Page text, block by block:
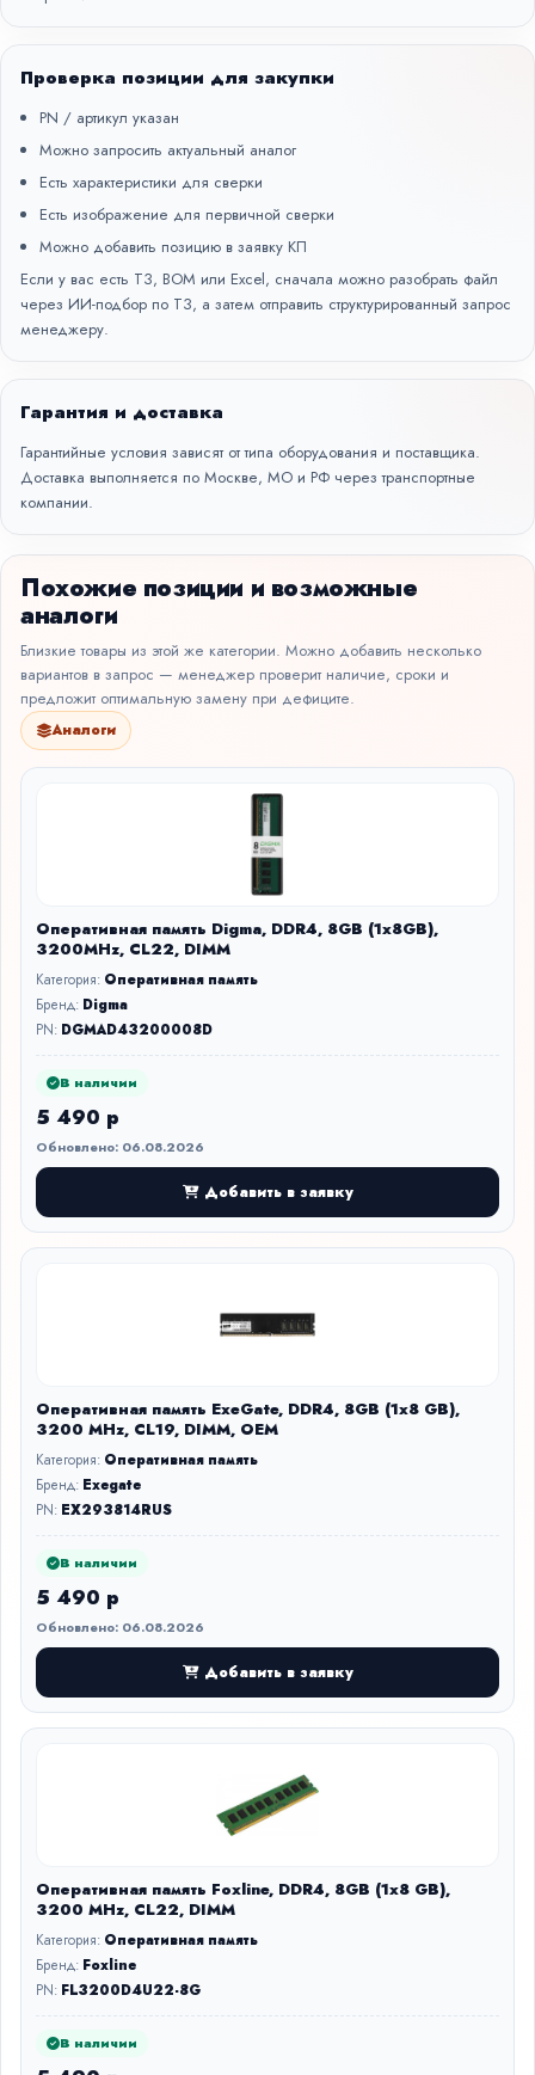
Проверка позиции для закупки
PN / артикул указан
Можно запросить актуальный аналог
Есть характеристики для сверки
Есть изображение для первичной сверки
Можно добавить позицию в заявку КП
Если у вас есть ТЗ, BOM или Excel, сначала можно разобрать файл
через ИИ-подбор по ТЗ, а затем отправить структурированный запрос
менеджеру.
Гарантия и доставка
Гарантийные условия зависят от типа оборудования и поставщика.
Доставка выполняется по Москве, МО и РФ через транспортные
компании.
Похожие позиции и возможные
аналоги
Близкие товары из этой же категории. Можно добавить несколько
вариантов в запрос — менеджер проверит наличие, сроки и
предложит оптимальную замену при дефиците.
Аналоги
Оперативная память Digma, DDR4, 8GB (1x8GB),
3200MHz, CL22, DIMM
Категория: Оперативная память
Бренд: Digma
PN: DGMAD43200008D
В наличии
5 490 р
Обновлено: 06.08.2026
Добавить в заявку
Оперативная память ExeGate, DDR4, 8GB (1x8 GB),
3200 MHz, CL19, DIMM, OEM
Категория: Оперативная память
Бренд: Exegate
PN: EX293814RUS
В наличии
5 490 р
Обновлено: 06.08.2026
Добавить в заявку
Оперативная память Foxline, DDR4, 8GB (1x8 GB),
3200 MHz, CL22, DIMM
Категория: Оперативная память
Бренд: Foxline
PN: FL3200D4U22-8G
В наличии